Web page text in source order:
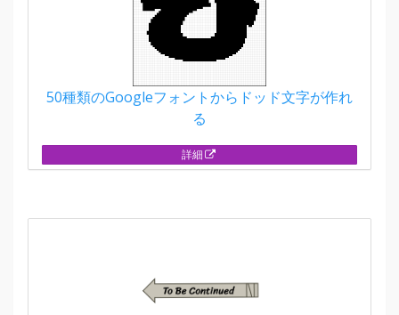
50種類のGoogleフォントからドッド文字が作れ
る
詳細